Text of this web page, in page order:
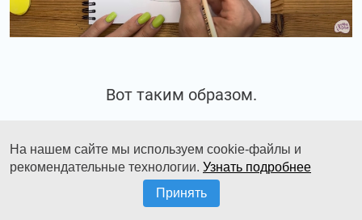
Вот таким образом.
На нашем сайте мы используем cookie-файлы и
рекомендательные технологии. Узнать подробнее
Принять